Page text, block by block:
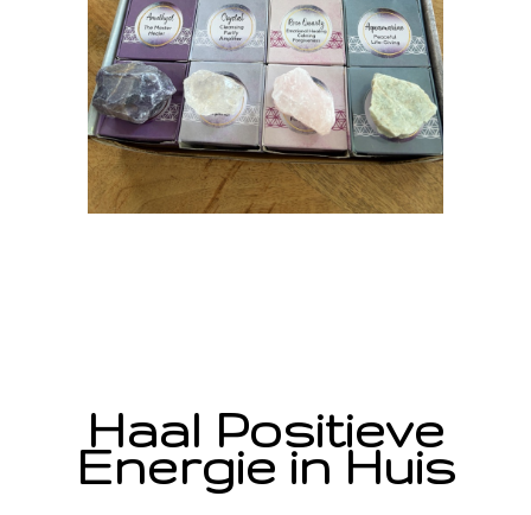
Haal Positieve
Energie in Huis